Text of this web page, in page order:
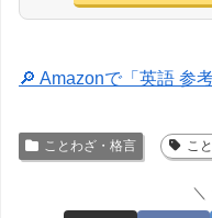
🔎 Amazonで「英語 参
ことわざ・格言 こ
＼